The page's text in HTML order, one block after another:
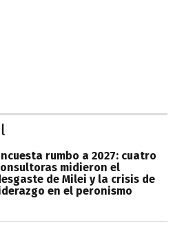
rumbo a 2027: cuatro
midieron el
de Milei y la crisis de
en el peronismo